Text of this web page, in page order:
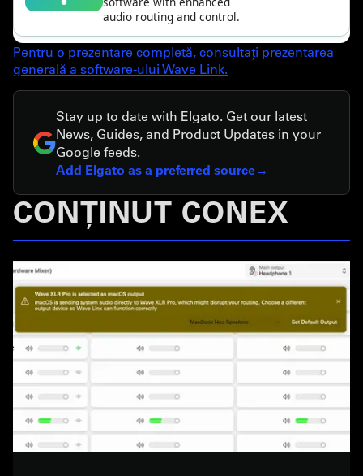
Pentru o prezentare completă, consultați prezentarea
generală a software-ului Wave Link.
Stay up to date with Elgato. Get our latest
News, Guides, and Product Updates in your
Google feeds.
Add Elgato as a preferred source
CONȚINUT CONEX